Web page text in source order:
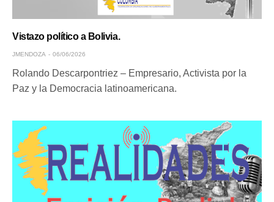
Vistazo político a Bolivia.
JMENDOZA 06/06/2026
Rolando Descarpontriez – Empresario, Activista por la
Paz y la Democracia latinoamericana.